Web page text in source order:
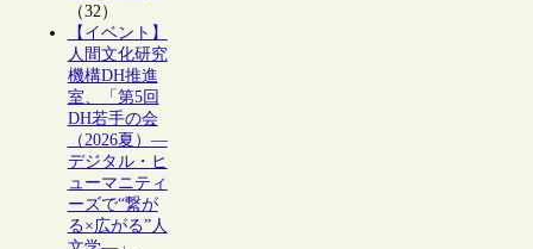
（32）
【イベント】
人間文化研究
機構DH推進
室、「第5回
DH若手の会
（2026夏）―
デジタル・ヒ
ューマニティ
ーズで“繋が
る×広がる”人